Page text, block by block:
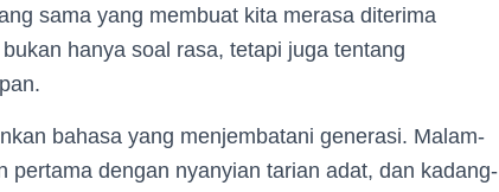
sama yang membuat kita merasa diterima
hanya soal rasa, tetapi juga tentang
bahasa yang menjembatani generasi. Malam-
pertama dengan nyanyian tarian adat, dan kadang-